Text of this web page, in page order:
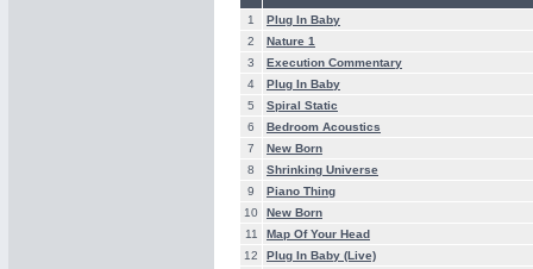
1
Plug In Baby
2
Nature 1
3
Execution Commentary
4
Plug In Baby
5
Spiral Static
6
Bedroom Acoustics
7
New Born
8
Shrinking Universe
9
Piano Thing
10
New Born
11
Map Of Your Head
12
Plug In Baby (Live)